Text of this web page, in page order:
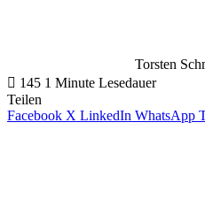
Torsten
145 1 Minute Lesedauer
Teilen
Facebook X LinkedIn WhatsApp